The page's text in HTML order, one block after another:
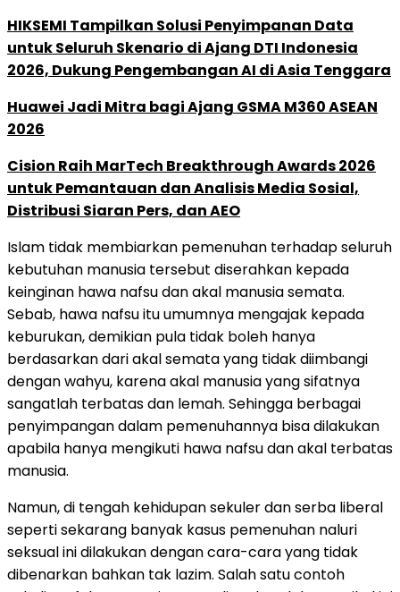
HIKSEMI Tampilkan Solusi Penyimpanan Data
untuk Seluruh Skenario di Ajang DTI Indonesia
2026, Dukung Pengembangan AI di Asia Tenggara
Huawei Jadi Mitra bagi Ajang GSMA M360 ASEAN
2026
Cision Raih MarTech Breakthrough Awards 2026
untuk Pemantauan dan Analisis Media Sosial,
Distribusi Siaran Pers, dan AEO
Islam tidak membiarkan pemenuhan terhadap seluruh
kebutuhan manusia tersebut diserahkan kepada
keinginan hawa nafsu dan akal manusia semata.
Sebab, hawa nafsu itu umumnya mengajak kepada
keburukan, demikian pula tidak boleh hanya
berdasarkan dari akal semata yang tidak diimbangi
dengan wahyu, karena akal manusia yang sifatnya
sangatlah terbatas dan lemah. Sehingga berbagai
penyimpangan dalam pemenuhannya bisa dilakukan
apabila hanya mengikuti hawa nafsu dan akal terbatas
manusia.
Namun, di tengah kehidupan sekuler dan serba liberal
seperti sekarang banyak kasus pemenuhan naluri
seksual ini dilakukan dengan cara-cara yang tidak
dibenarkan bahkan tak lazim. Salah satu contoh